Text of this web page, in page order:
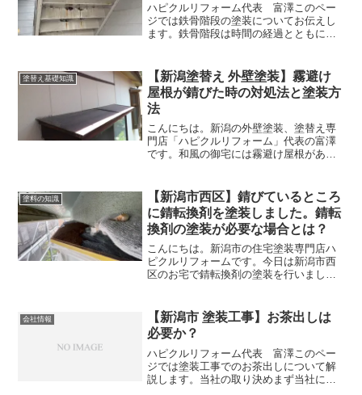
ハピクルリフォーム代表 富澤このペー
ジでは鉄骨階段の塗装についてお伝えし
ます。鉄骨階段は時間の経過とともにど
まいます。ですので定期的に塗装するこ
とをお勧めします。鉄骨階...
塗替え基礎知識
【新潟塗替え 外壁塗装】霧避け
屋根が錆びた時の対処法と塗装方
法
こんにちは。新潟の外壁塗装、塗替え専
門店「ハピクルリフォーム」代表の富澤
です。和風の御宅には霧避け屋根がある
は鉄でできていることが多いため、時間
とともに錆びてきてしまい...
塗料の知識
【新潟市西区】錆びているところ
に錆転換剤を塗装しました。錆転
換剤の塗装が必要な場合とは？
こんにちは。新潟市の住宅塗装専門店ハ
ピクルリフォームです。今日は新潟市西
区のお宅で錆転換剤の塗装を行いまし
の鉄の状態に戻すので錆びにくくするこ
とができます。錆転換剤 塗...
会社情報
【新潟市 塗装工事】お茶出しは
必要か？
ハピクルリフォーム代表 富澤このペー
ジでは塗装工事でのお茶出しについて解
説します。当社の取り決めまず当社につ